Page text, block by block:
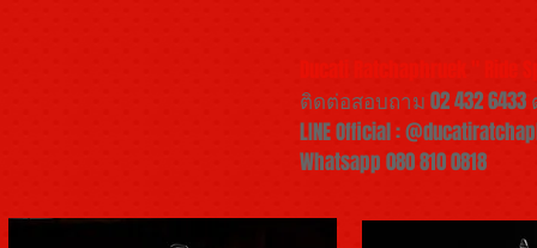
ติดต่อสอบถาม 02 432 6433
LINE Official :
Whatsapp 080 810 0818